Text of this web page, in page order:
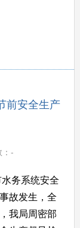
前安全生产
：-
务系统安全
故发生，全
我局周密部